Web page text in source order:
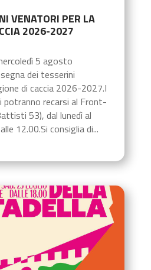
VENATORI PER LA
2026-2027
5 agosto
dei tesserini
di caccia 2026-2027.I
recarsi al Front-
53), dal lunedì al
12.00.Si consiglia di...